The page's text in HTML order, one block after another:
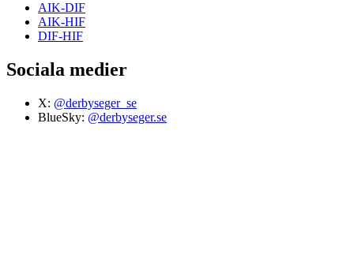
AIK-DIF
AIK-HIF
DIF-HIF
Sociala medier
X: @derbyseger_se
BlueSky: @derbyseger.se